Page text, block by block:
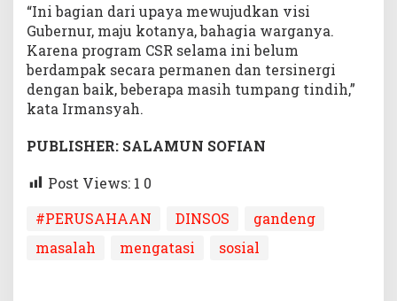
“Ini bagian dari upaya mewujudkan visi
Gubernur, maju kotanya, bahagia warganya.
Karena program CSR selama ini belum
berdampak secara permanen dan tersinergi
dengan baik, beberapa masih tumpang tindih,”
kata Irmansyah.
PUBLISHER: SALAMUN SOFIAN
Post Views: 1 0
#PERUSAHAAN
DINSOS
gandeng
masalah
mengatasi sosial